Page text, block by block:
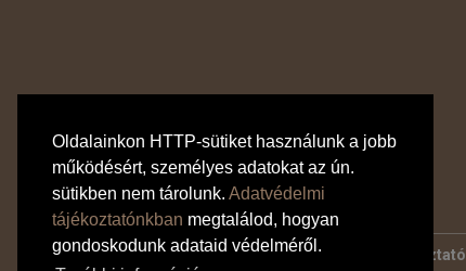
Oldalainkon HTTP-sütiket használunk a jobb
működésért, személyes adatokat az ún.
sütikben nem tárolunk. Adatvédelmi
tájékoztatónkban megtalálod, hogyan
gondoskodunk adataid védelméről.
Bankkártyás fizetés tájékoztató Adatvédelmi tájékoztató